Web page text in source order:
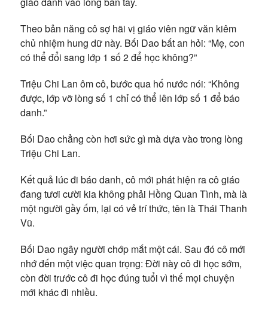
Theo bản năng cô sợ hãi vị giáo viên ngữ văn kiêm
chủ nhiệm hung dữ này. Bối Dao bất an hỏi: “Mẹ, con
có thể đổi sang lớp 1 số 2 để học không?”
Triệu Chi Lan ôm cô, bước qua hố nước nói: “Không
được, lớp vỡ lòng số 1 chỉ có thể lên lớp số 1 để báo
danh.”
Bối Dao chẳng còn hơi sức gì mà dựa vào trong lòng
Triệu Chi Lan.
Kết quả lúc đi báo danh, cô mới phát hiện ra cô giáo
đang tươi cười kia không phải Hồng Quan Tình, mà là
một người gầy ốm, lại có vẻ trí thức, tên là Thái Thanh
Vũ.
Bối Dao ngây người chớp mắt một cái. Sau đó cô mới
nhớ đến một việc quan trọng: Đời này cô đi học sớm,
còn đời trước cô đi học đúng tuổi vì thế mọi chuyện
mới khác đi nhiều.